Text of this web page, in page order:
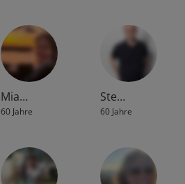
Mia…
60 Jahre
Ste…
60 Jahre